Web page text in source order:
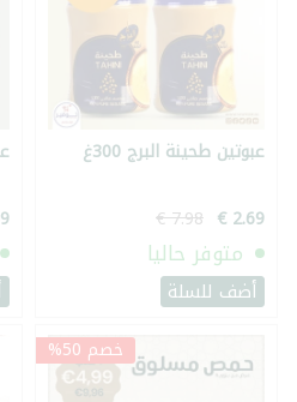
عبوتين طحينة البرج 300غ
متوفر حاليا
أضف للسلة
خصم 50%